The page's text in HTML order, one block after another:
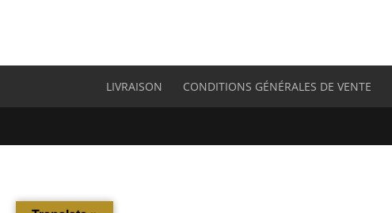
LIVRAISON CONDITIONS GÉNÉRALES DE VENTE